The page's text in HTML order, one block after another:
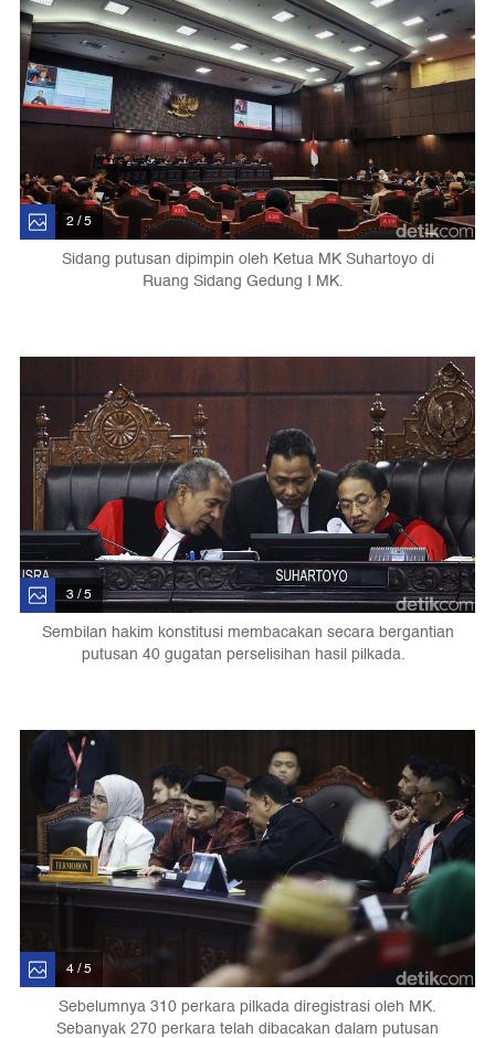
2 / 5
Sidang putusan dipimpin oleh Ketua MK Suhartoyo di
Ruang Sidang Gedung I MK.
3 / 5
Sembilan hakim konstitusi membacakan secara bergantian
putusan 40 gugatan perselisihan hasil pilkada.
4 / 5
Sebelumnya 310 perkara pilkada diregistrasi oleh MK.
Sebanyak 270 perkara telah dibacakan dalam putusan